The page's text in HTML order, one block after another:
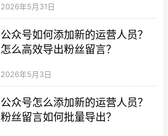
2026年5月31日
公众号如何添加新的运营人员？
怎么高效导出粉丝留言？
2026年5月3日
公众号怎么添加新的运营人员？
粉丝留言如何批量导出？